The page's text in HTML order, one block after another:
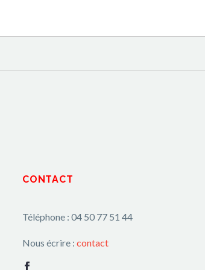
CONTACT
Téléphone : 04 50 77 51 44
Nous écrire : contact